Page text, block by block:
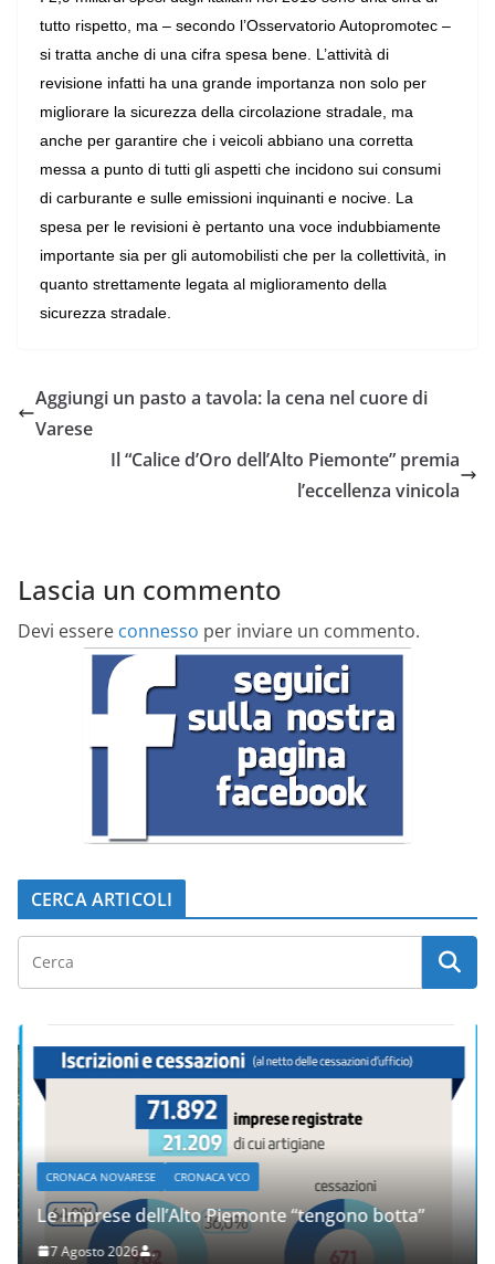
tutto rispetto, ma – secondo l’Osservatorio Autopromotec –
si tratta anche di una cifra spesa bene. L’attività di
revisione infatti ha una grande importanza non solo per
migliorare la sicurezza della circolazione stradale, ma
anche per garantire che i veicoli abbiano una corretta
messa a punto di tutti gli aspetti che incidono sui consumi
di carburante e sulle emissioni inquinanti e nocive. La
spesa per le revisioni è pertanto una voce indubbiamente
importante sia per gli automobilisti che per la collettività, in
quanto strettamente legata al miglioramento della
sicurezza stradale.
Aggiungi un pasto a tavola: la cena nel cuore di
Varese
Il “Calice d’Oro dell’Alto Piemonte” premia
l’eccellenza vinicola
Lascia un commento
Devi essere connesso per inviare un commento.
CERCA ARTICOLI
CRONACA NOVARESE CRONACA VCO
Le Imprese dell’Alto Piemonte “tengono botta”
7 Agosto 2026 .